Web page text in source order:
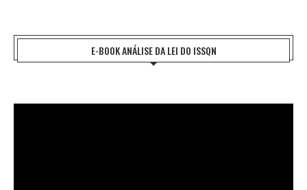
E-BOOK ANÁLISE DA LEI DO ISSQN